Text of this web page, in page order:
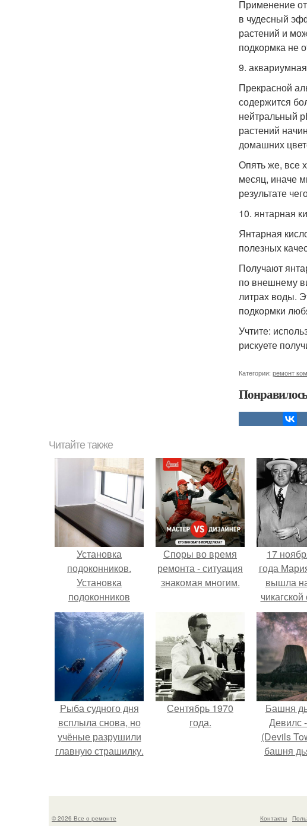
Применение
в чудесный
растений и
подкормка не
9.
Прекрасной
содержится
нейтральный
растений
домашних
Опять же, все
месяц, иначе
результате
10. янтарная
Янтарная
полезных
Получают
по внешнему
литрах воды.
подкормки
Учтите:
рискуете
Категории: ремонт
Читайте также
Установка
подоконников.
Установка
подоконников
производится с
обязательным
учетом
правильности
установки окна.
Споры во время
ремонта - ситуация
знакомая многим.
17
года
вышла
сорвала
Рыба судного дня
всплыла снова, но
учёные разрушили
главную страшилку.
Сентябрь 1970
года.
Башня
Девилс
(Devils
башня
© 2026 Все о ремонте Контакты